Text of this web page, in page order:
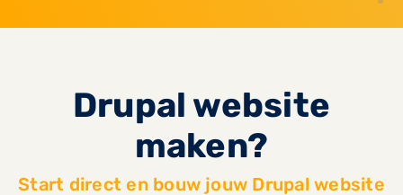
Drupal website
maken?
Start direct en bouw jouw Drupal website